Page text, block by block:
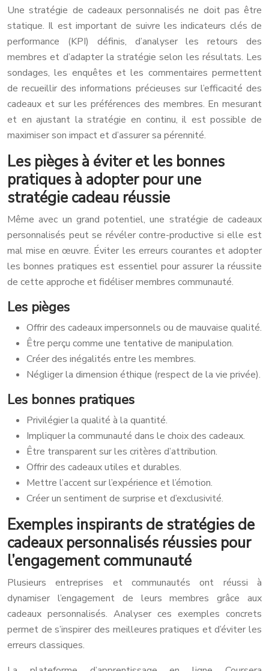
Une stratégie de cadeaux personnalisés ne doit pas être
statique. Il est important de suivre les indicateurs clés de
performance (KPI) définis, d’analyser les retours des
membres et d’adapter la stratégie selon les résultats. Les
sondages, les enquêtes et les commentaires permettent
de recueillir des informations précieuses sur l’efficacité des
cadeaux et sur les préférences des membres. En mesurant
et en ajustant la stratégie en continu, il est possible de
maximiser son impact et d’assurer sa pérennité.
Les pièges à éviter et les bonnes
pratiques à adopter pour une
stratégie cadeau réussie
Même avec un grand potentiel, une stratégie de cadeaux
personnalisés peut se révéler contre-productive si elle est
mal mise en œuvre. Éviter les erreurs courantes et adopter
les bonnes pratiques est essentiel pour assurer la réussite
de cette approche et fidéliser membres communauté.
Les pièges
Offrir des cadeaux impersonnels ou de mauvaise qualité.
Être perçu comme une tentative de manipulation.
Créer des inégalités entre les membres.
Négliger la dimension éthique (respect de la vie privée).
Les bonnes pratiques
Privilégier la qualité à la quantité.
Impliquer la communauté dans le choix des cadeaux.
Être transparent sur les critères d’attribution.
Offrir des cadeaux utiles et durables.
Mettre l’accent sur l’expérience et l’émotion.
Créer un sentiment de surprise et d’exclusivité.
Exemples inspirants de stratégies de
cadeaux personnalisés réussies pour
l’engagement communauté
Plusieurs entreprises et communautés ont réussi à
dynamiser l’engagement de leurs membres grâce aux
cadeaux personnalisés. Analyser ces exemples concrets
permet de s’inspirer des meilleures pratiques et d’éviter les
erreurs classiques.